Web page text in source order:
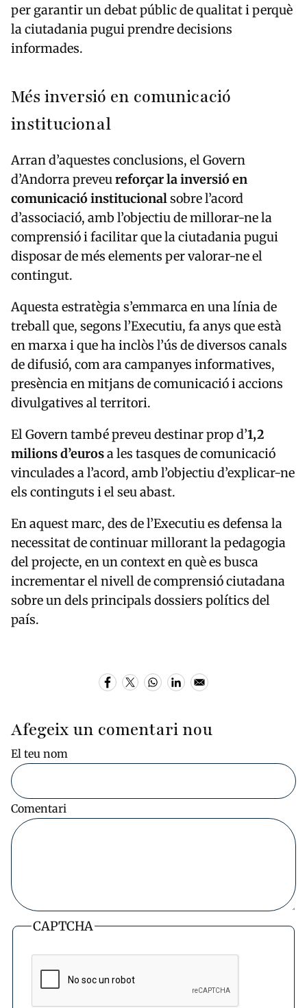
per garantir un debat públic de qualitat i perquè
la ciutadania pugui prendre decisions
informades.
Més inversió en comunicació
institucional
Arran d’aquestes conclusions, el Govern
d’Andorra preveureforçar la inversió en
comunicació institucionalsobre l’acord
d’associació, amb l’objectiu de millorar-ne la
comprensió i facilitar que la ciutadania pugui
disposar de més elements per valorar-ne el
contingut.
Aquesta estratègia s’emmarca en una línia de
treball que, segons l’Executiu, fa anys que està
en marxa i que ha inclòs l’ús de diversos canals
de difusió, com ara campanyes informatives,
presència en mitjans de comunicació i accions
divulgatives al territori.
El Govern també preveu destinar prop d’1,2
milions d’eurosa les tasques de comunicació
vinculades a l’acord, amb l’objectiu d’explicar-ne
els continguts i el seu abast.
En aquest marc, des de l’Executiu es defensa la
necessitat de continuar millorant la pedagogia
del projecte, en un context en què es busca
incrementar el nivell de comprensió ciutadana
sobre un dels principals dossiers polítics del
país.
Afegeix un comentari nou
El teu nom
Comentari
CAPTCHA